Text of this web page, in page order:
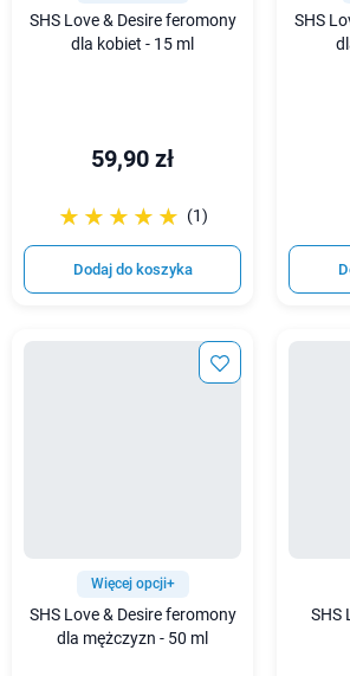
SHS Love & Desire feromony
dla kobiet - 15 ml
59,90 zł
☆☆☆☆☆
★★★★★ (1)
Dodaj do koszyka
SHS
Więcej opcji+
SHS Love & Desire feromony
dla mężczyzn - 50 ml
SHS